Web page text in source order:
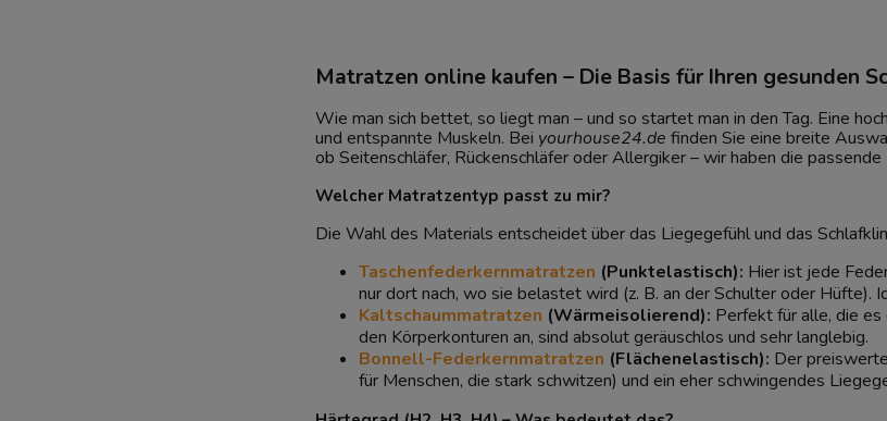
Matratzen online kaufen – Die Basis für Ihren gesunden
Wie man sich bettet, so liegt man – und so startet man in den Tag. Eine
und entspannte Muskeln. Bei yourhouse24.de finden Sie eine breite
ob Seitenschläfer, Rückenschläfer oder Allergiker – wir haben die
Welcher Matratzentyp passt zu mir?
Die Wahl des Materials entscheidet über das Liegegefühl und das
Taschenfederkernmatratzen (Punktelastisch): Hier ist jede
nur dort nach, wo sie belastet wird (z. B. an der Schulter oder Hüfte).
Kaltschaummatratzen (Wärmeisolierend): Perfekt für alle, die es
den Körperkonturen an, sind absolut geräuschlos und sehr langlebig.
Bonnell-Federkernmatratzen (Flächenelastisch): Der
für Menschen, die stark schwitzen) und ein eher schwingendes